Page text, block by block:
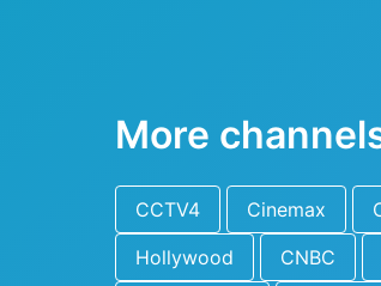
More
CCTV4 Cinemax
Hollywood
CNBC